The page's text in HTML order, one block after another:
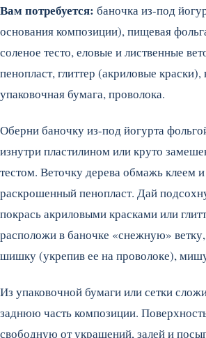
Вам потребуется: баночка из-под
основания композиции), пищевая
соленое тесто, еловые и лиственные
пенопласт, глиттер (акриловые
упаковочная бумага, проволока.
Оберни баночку из-под йогурта
изнутри пластилином или круто
тестом. Веточку дерева обмажь клеем
раскрошенный пенопласт. Дай
покрась акриловыми красками или
расположи в баночке «снежную»
шишку (укрепив ее на проволоке),
Из упаковочной бумаги или сетки
заднюю часть композиции.
свободную от украшений, залей и